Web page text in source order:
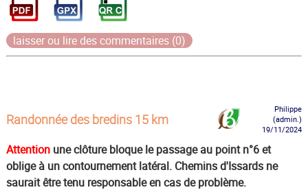
laisser ou lire des commentaires (0)
Randonnée des bredins 15 km
Philippe
(admin.)
19/11/2024
Attention une clôture bloque le passage au point n°6 et
oblige à un contournement latéral. Chemins d'Issards ne
saurait être tenu responsable en cas de problème.